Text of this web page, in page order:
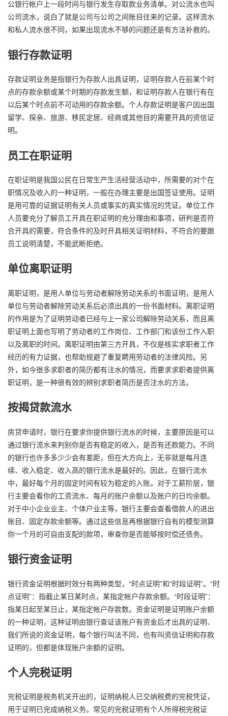
公银行帐户上一段时间与银行发生存取款业务清单。对公流水也叫
公司流水，说白了就是公司与公司之间账目往来的记录。这样流水
和私人流水很不同，如果出现流水不够的问题还是有方法补救的。
银行存款证明
存款证明业务是指银行为存款人出具证明，证明存款人在前某个时
点的存款余额或某个时期的存款发生额，和证明存款人在银行有在
以后某个时点前不可动用的存款余额。个人存款证明是客户因出国
留学、探亲、旅游、移民定居、经商或其他目的需要开具的资信证
明。
员工在职证明
在职证明是我国公民在日常生产生活经营活动中，所需要的对个在
职情况及收入的一种证明，一般在办理主要是出国签证使用。证明
是用可靠的证据证明有关人员或事实的真实情况的凭证。单位工作
人员要充分了解员工开具在职证明的充分理由和事项，研判是否符
合开具的需要，符合条件的及时开具相关证明材料，不符合的要跟
员工说明清楚，不能武断拒绝。
单位离职证明
离职证明，是用人单位与劳动者解除劳动关系的书面证明，是用人
单位与劳动者解除劳动关系后必须出具的一份书面材料。离职证明
的作用是为了证明劳动者已经与上一家公司解除劳动关系，而且离
职证明上面也写明了劳动者的工作岗位、工作部门和该份工作入职
以及离职的时间。离职证明由第三方开具，不仅是核实求职者工作
经历的有力证据，也帮助规避了重复聘用劳动者的法律风险。另
外，如今很多求职者的简历都有注水的情况，而要求求职者提供离
职证明，是一种很有效的辨别求职者简历是否注水的方法。
按揭贷款流水
房贷申请时，银行在要求你提供银行流水的时候，主要原因是可以
通过银行流水来判别你是否有稳定的收入，是否有还款能力。不同
的银行也许多多少少会有差距，但在大方向上，无非就是每月连
续、收入稳定、收入高的银行流水是最好的。因此，在银行流水
中，最好每个月的固定时间有较为稳定的入账。对于工薪阶层，银
行主要会看你的工资流水、每月的账户余额以及账户的日均余额。
对于中小企业业主、个体户业主等，银行主要会查看借款人的进出
账目、固定存款余额等。通过这些信息再根据银行自有的模型测算
你一个月的可自由支配的款项，审查你是否能够按时偿还债务。
银行资金证明
银行资金证明根据时效分有两种类型，“时点证明”和“时段证明”。“时
点证明”：指截止某日某时点，某指定帐户存款余额。“时段证明”：
指某日起至某日止，某指定帐户存款数。资金证明是证明账户余额
的一种证明，这种证明由银行查证该账户有资金后才出具的证明、
我们所说的资金证明，每个银行叫法不同，也有叫资信证明和存款
证明的，但都是体现账户余额的证明。
个人完税证明
完税证明是税务机关开出的，证明纳税人已交纳税费的完税凭证，
用于证明已完成纳税义务。常见的完税证明有个人所得税完税证